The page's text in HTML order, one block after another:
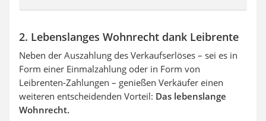
2. Lebenslanges Wohnrecht dank Leibrente
Neben der Auszahlung des Verkaufserlöses – sei es in
Form einer Einmalzahlung oder in Form von
Leibrenten-Zahlungen – genießen Verkäufer einen
weiteren entscheidenden Vorteil: Das lebenslange
Wohnrecht.